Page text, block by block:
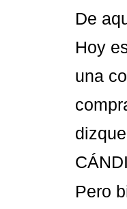
De
Hoy
una
Pero